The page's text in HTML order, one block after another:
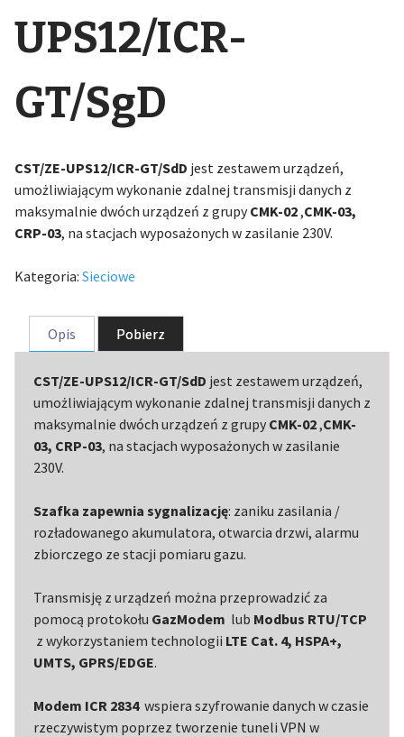
UPS12/ICR-
GT/SgD
CST/ZE-UPS12/ICR-GT/SdD jest zestawem urządzeń,
umożliwiającym wykonanie zdalnej transmisji danych z
maksymalnie dwóch urządzeń z grupyCMK-02,CMK-03,
CRP-03, na stacjach wyposażonych w zasilanie 230V.
Kategoria: Sieciowe
Opis Pobierz
CST/ZE-UPS12/ICR-GT/SdD jest zestawem urządzeń,
umożliwiającym wykonanie zdalnej transmisji danych z
maksymalnie dwóch urządzeń z grupy CMK-02,CMK-
03, CRP-03, na stacjach wyposażonych w zasilanie
230V.
Szafka zapewnia sygnalizację: zaniku zasilania /
rozładowanego akumulatora, otwarcia drzwi, alarmu
zbiorczego ze stacji pomiaru gazu.
Transmisję z urządzeń można przeprowadzić za
pomocą protokołu GazModem lub Modbus RTU/TCP
z wykorzystaniem technologii LTE Cat. 4, HSPA+,
UMTS, GPRS/EDGE.
Modem ICR 2834 wspiera szyfrowanie danych w czasie
rzeczywistym poprzez tworzenie tuneli VPN w